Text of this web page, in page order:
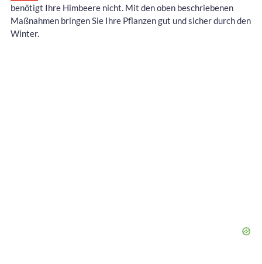
benötigt Ihre Himbeere nicht. Mit den oben beschriebenen
Maßnahmen bringen Sie Ihre Pflanzen gut und sicher durch den
Winter.